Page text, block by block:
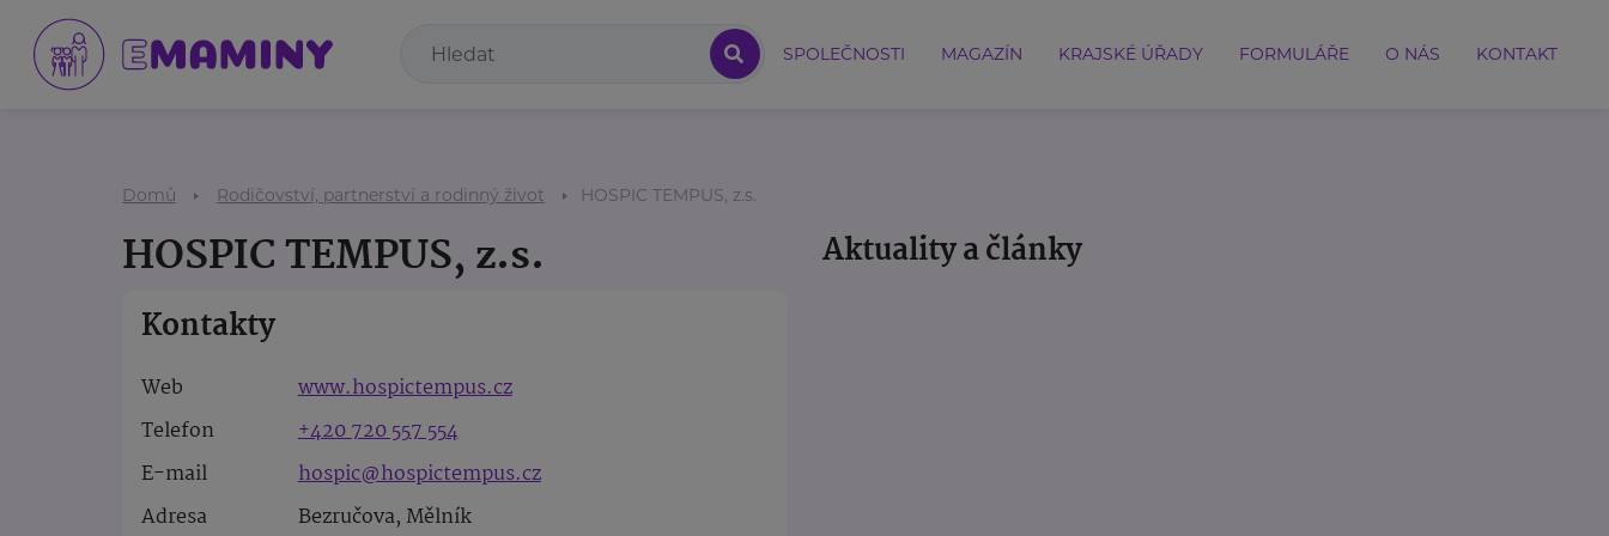
SPOLEČNOSTI MAGAZÍN KRAJSKÉ ÚŘADY FORMULÁŘE O NÁS KONTAKT
Domů Rodičovství, partnerství a rodinný život HOSPIC TEMPUS, z.s.
HOSPIC TEMPUS, z.s.
Kontakty
Web
www.hospictempus.cz
Telefon
+420 720 557 554
E-mail
hospic@hospictempus.cz
Adresa
Bezručova, Mělník
Aktuality a články